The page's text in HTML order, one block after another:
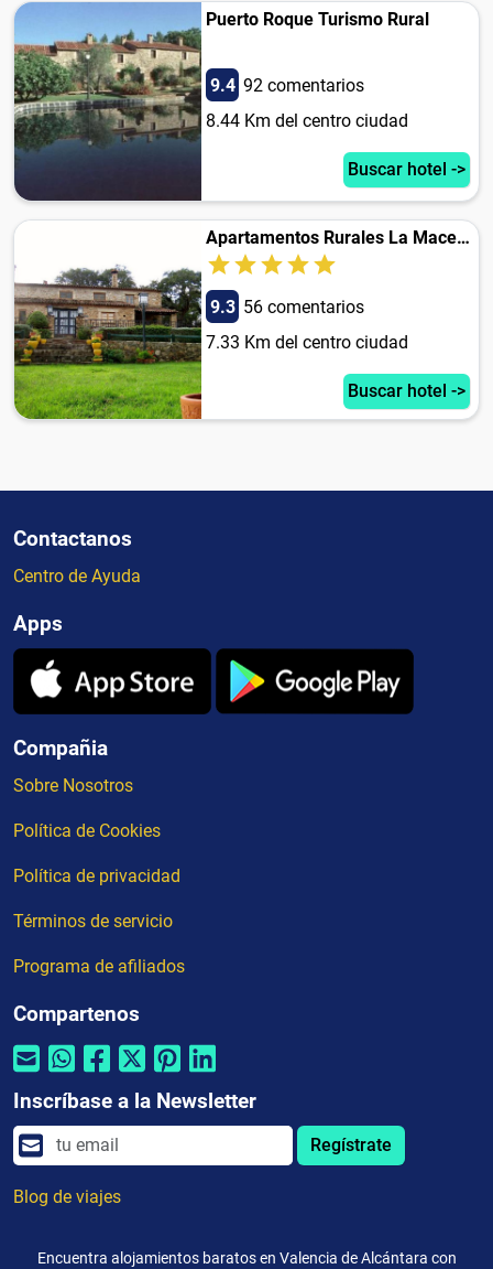
Puerto Roque Turismo Rural
9.4 92 comentarios
8.44 Km del centro ciudad
Buscar hotel ->
Apartamentos Rurales La Macera ****
9.3 56 comentarios
7.33 Km del centro ciudad
Buscar hotel ->
Contactanos
Centro de Ayuda
Apps
Compañia
Sobre Nosotros
Política de Cookies
Política de privacidad
Términos de servicio
Programa de afiliados
Compartenos
Inscríbase a la Newsletter
Regístrate
Blog de viajes
Encuentra alojamientos baratos en Valencia de Alcántara con